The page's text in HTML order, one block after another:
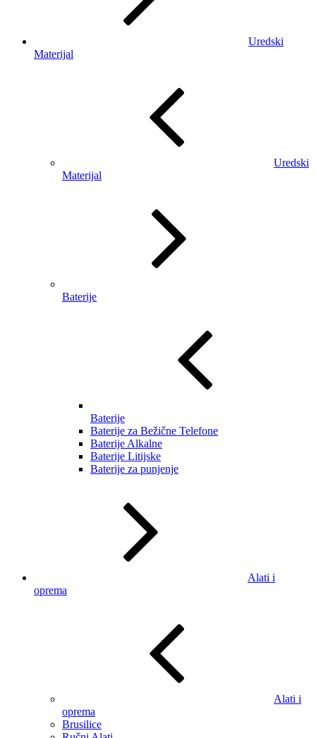
Uredski
Materijal
Uredski
Materijal
Baterije
Baterije
Baterije za Bežične Telefone
Baterije Alkalne
Baterije Litijske
Baterije za punjenje
Alati i
oprema
Alati i
oprema
Brusilice